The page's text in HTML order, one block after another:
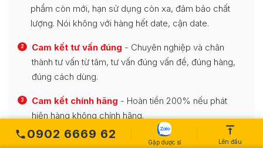
phẩm còn mới, hạn sử dụng còn xa, đảm bảo chất
lượng. Nói không với hàng hết date, cận date.
2 Cam kết tư vấn đúng - Chuyên nghiệp và chân
thành tư vấn từ tâm, tư vấn đúng vấn đề, đúng hàng,
đúng cách dùng.
3 Cam kết chính hãng - Hoàn tiền 200% nếu phát
hiện hàng không chính hãng.
0902 6669 62
Gặp dược sĩ Lên đầu